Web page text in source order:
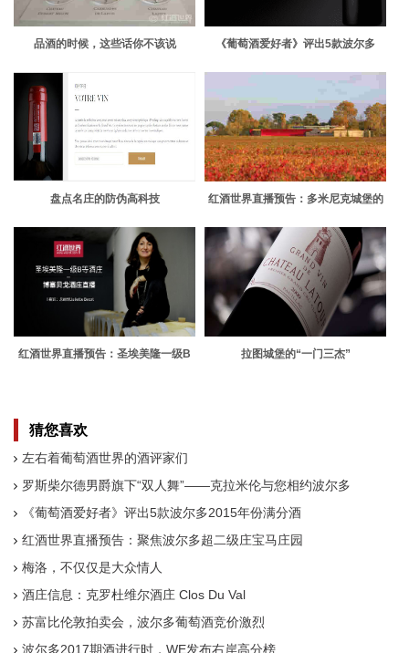
品酒的时候，这些话你不该说
《葡萄酒爱好者》评出5款波尔多
盘点名庄的防伪高科技
红酒世界直播预告：多米尼克城堡的
红酒世界直播预告：圣埃美隆一级B
拉图城堡的“一门三杰”
猜您喜欢
左右着葡萄酒世界的酒评家们
罗斯柴尔德男爵旗下“双人舞”——克拉米伦与您相约波尔多
《葡萄酒爱好者》评出5款波尔多2015年份满分酒
红酒世界直播预告：聚焦波尔多超二级庄宝马庄园
梅洛，不仅仅是大众情人
酒庄信息：克罗杜维尔酒庄 Clos Du Val
苏富比伦敦拍卖会，波尔多葡萄酒竞价激烈
波尔多2017期酒进行时，WE发布右岸高分榜